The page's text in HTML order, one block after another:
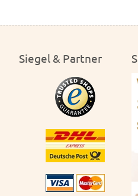
Siegel & Partner